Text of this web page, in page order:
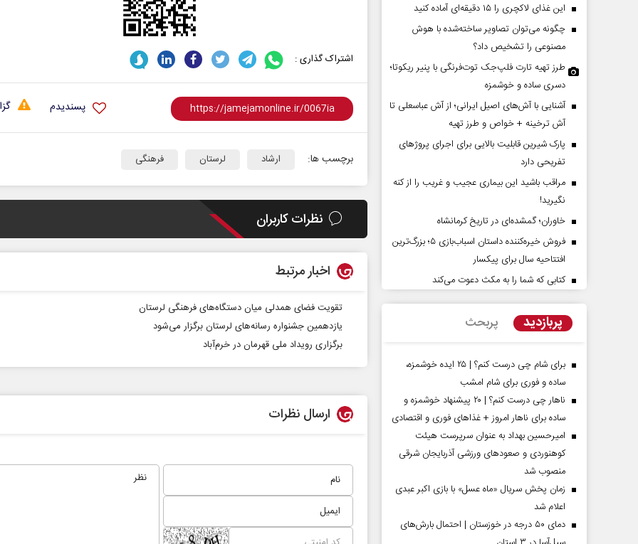
اشتراک گذاری :
پسندیدم
برچسب ها: ارشاد لرستان فرهنگی
نظرات کاربران
اخبار مرتبط
تقویت فضای همدلی میان دستگاه‌های فرهنگی لرستان
یازدهمین جشنواره رسانه‌های لرستان برگزار می‌شود
برگزاری رویداد ملی قهرمان در خرم‌آباد
ارسال نظرات
این غذای لاکچری را ۱۵ دقیقه‌ای آماده کنید
چگونه می‌توان تصاویر ساخته‌شده با هوش
مصنوعی را تشخیص داد؟
طرز تهیه تارت فلپ‌جک توت‌فرنگی با پنیر ریکوتا؛
دسری ساده و خوشمزه
آشنایی با آش‌های اصیل ایرانی؛ از آش عباسعلی تا
آش ترخینه + خواص و طرز تهیه
پارک شیرین قابلیت‌ بالایی برای اجرای پروژهای
تفریحی دارد
مراقب باشید این بیماری عجیب و غریب را از کنه
نگیرید!
خاوران؛ گمشده‌ای در تاریخ کرمانشاه
فروش خیره‌کننده داستان اسباب‌بازی ۵؛ بزرگ‌ترین
افتتاحیه سال برای پیکسار
کتابی که شما را به مکث دعوت می‌کند
پربازدید پربحث
برای شام چی درست کنم؟ | ۲۵ ایده خوشمزه،
ساده و فوری برای شام امشب
ناهار چی درست کنم؟ | ۲۰ پیشنهاد خوشمزه و
ساده برای ناهار امروز + غذاهای فوری و اقتصادی
امیرحسین بهداد به عنوان سرپرست هیئت
کوهنوردی و صعودهای ورزشی آذربایجان شرقی
منصوب شد
زمان پخش سریال «ماه عسل» با بازی اکبر عبدی
اعلام شد
دمای ۵۰ درجه در خوزستان | احتمال بارش‌های
مقاومت در برابر
کمیسیون اجتماعی
از باتلاق انرژی تا بن‌بست ترامپ
رضا سپهوند - سخنگوی کمیسیون انرژی مجلس
حکایت یک تاریخ و دو زندگی چرایی